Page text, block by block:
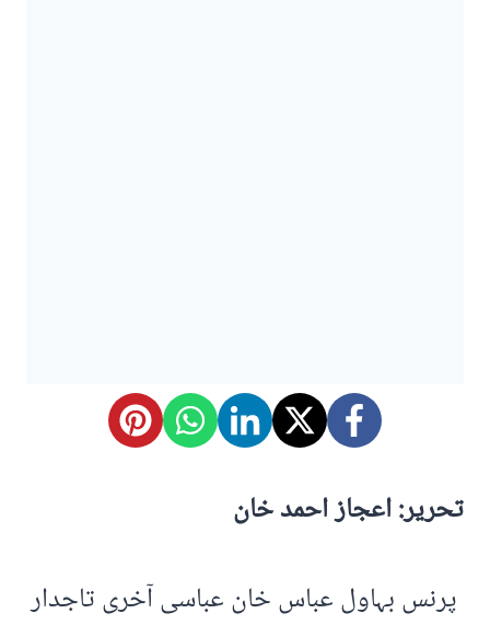
تحریر: اعجاز احمد خان
پرنس بہاول عباس خان عباسی آخری تاجدار